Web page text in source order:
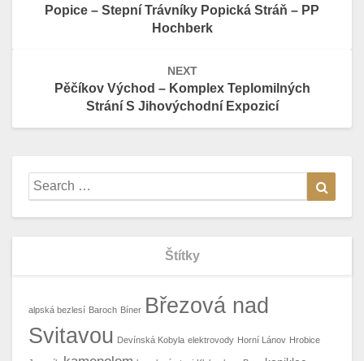
Popice – Stepní Trávníky Popická Stráň – PP
Hochberk
NEXT
Pěčíkov Východ – Komplex Teplomilných
Strání S Jihovýchodní Expozicí
Search
for:
Štítky
alpská bezlesí Baroch Bíner Březová nad
Svitavou Devínská Kobyla elektrovody Horní Lánov Hrobice